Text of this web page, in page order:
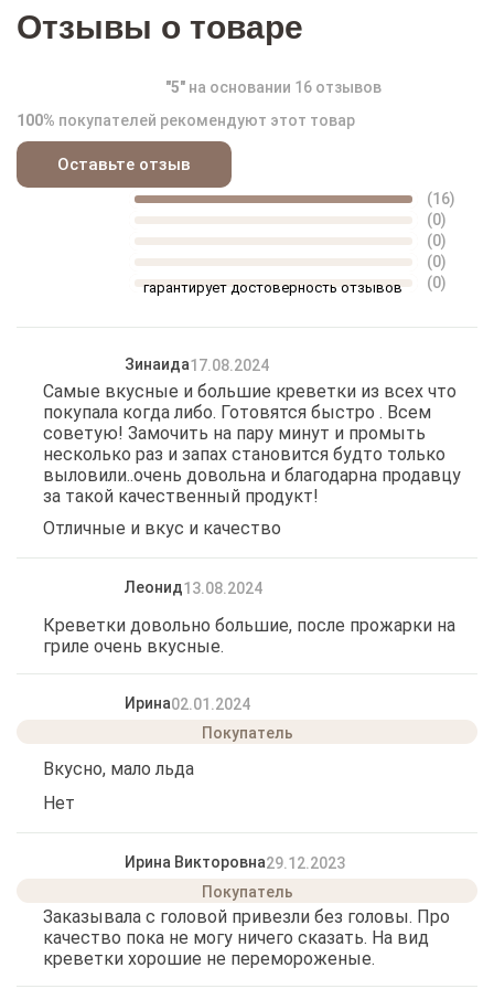
Отзывы о товаре
"5" на основании 16 отзывов
100% покупателей рекомендуют этот товар
Оставьте отзыв
(16)
(0)
(0)
(0)
(0)
гарантирует достоверность отзывов
Зинаида17.08.2024
Самые вкусные и большие креветки из всех что
покупала когда либо. Готовятся быстро . Всем
советую! Замочить на пару минут и промыть
несколько раз и запах становится будто только
выловили..очень довольна и благодарна продавцу
за такой качественный продукт!
Отличные и вкус и качество
Леонид13.08.2024
Креветки довольно большие, после прожарки на
гриле очень вкусные.
Ирина02.01.2024
Вкусно, мало льда
Нет
Ирина Викторовна29.12.2023
Заказывала с головой привезли без головы. Про
качество пока не могу ничего сказать. На вид
креветки хорошие не перемороженые.